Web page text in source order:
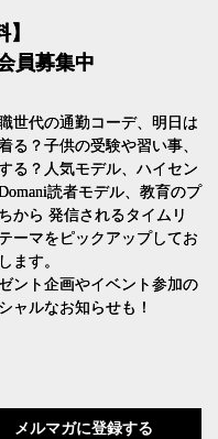
員募集中
世代の通勤コーデ、明日は
る？子供の受験や習い事、
る？人気モデル、ハイセン
読者モデル、教育のプ
から 発信されるタイムリ
ーマをピックアップしてお
ます。
ント企画やイベント参加の
ャルなお知らせも！
メルマガに登録する